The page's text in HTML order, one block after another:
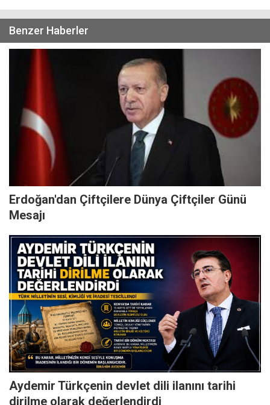
Benzer Haberler
Erdoğan'dan Çiftçilere Dünya Çiftçiler Günü
Mesajı
Aydemir Türkçenin devlet dili ilanını tarihi
dirilme olarak değerlendirdi